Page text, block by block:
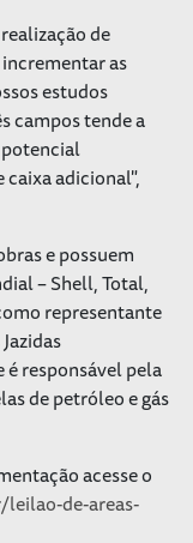
de
as
estudos
campos tende a
adicional",
e possuem
– Shell, Total,
representante
responsável pela
de petróleo e gás
acesse o
de-areas-